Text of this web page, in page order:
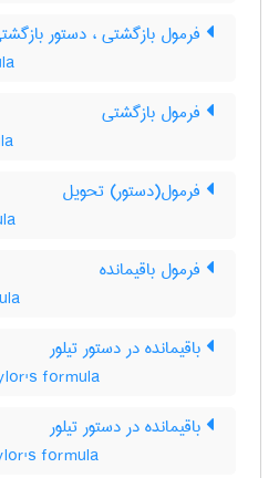
فرمول بازگشتی ، دستور
فرمول بازگشتی
فرمول(دستور) تحویل
فرمول باقیمانده
باقیمانده در دستور تیلور
formula
باقیمانده در دستور تیلور
formula